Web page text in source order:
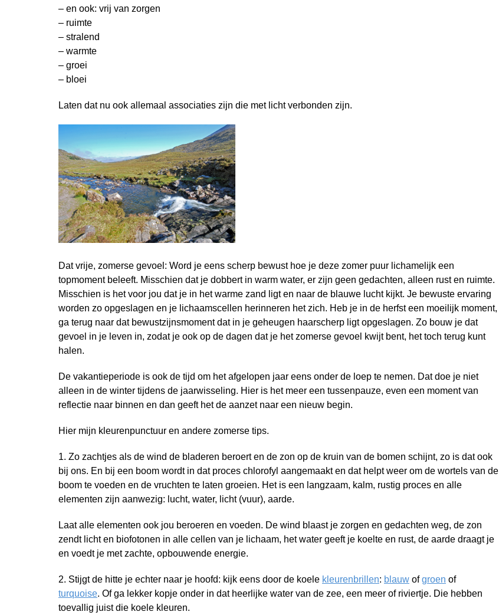
– en ook: vrij van zorgen
– ruimte
– stralend
– warmte
– groei
– bloei
Laten dat nu ook allemaal associaties zijn die met licht verbonden zijn.
Dat vrije, zomerse gevoel: Word je eens scherp bewust hoe je deze zomer puur lichamelijk een
topmoment beleeft. Misschien dat je dobbert in warm water, er zijn geen gedachten, alleen rust en ruimte.
Misschien is het voor jou dat je in het warme zand ligt en naar de blauwe lucht kijkt. Je bewuste ervaring
worden zo opgeslagen en je lichaamscellen herinneren het zich. Heb je in de herfst een moeilijk moment,
ga terug naar dat bewustzijnsmoment dat in je geheugen haarscherp ligt opgeslagen. Zo bouw je dat
gevoel in je leven in, zodat je ook op de dagen dat je het zomerse gevoel kwijt bent, het toch terug kunt
halen.
De vakantieperiode is ook de tijd om het afgelopen jaar eens onder de loep te nemen. Dat doe je niet
alleen in de winter tijdens de jaarwisseling. Hier is het meer een tussenpauze, even een moment van
reflectie naar binnen en dan geeft het de aanzet naar een nieuw begin.
Hier mijn kleurenpunctuur en andere zomerse tips.
1. Zo zachtjes als de wind de bladeren beroert en de zon op de kruin van de bomen schijnt, zo is dat ook
bij ons. En bij een boom wordt in dat proces chlorofyl aangemaakt en dat helpt weer om de wortels van de
boom te voeden en de vruchten te laten groeien. Het is een langzaam, kalm, rustig proces en alle
elementen zijn aanwezig: lucht, water, licht (vuur), aarde.
Laat alle elementen ook jou beroeren en voeden. De wind blaast je zorgen en gedachten weg, de zon
zendt licht en biofotonen in alle cellen van je lichaam, het water geeft je koelte en rust, de aarde draagt je
en voedt je met zachte, opbouwende energie.
2. Stijgt de hitte je echter naar je hoofd: kijk eens door de koele kleurenbrillen: blauw ofgroen of
turquoise. Of ga lekker kopje onder in dat heerlijke water van de zee, een meer of riviertje. Die hebben
toevallig juist die koele kleuren.